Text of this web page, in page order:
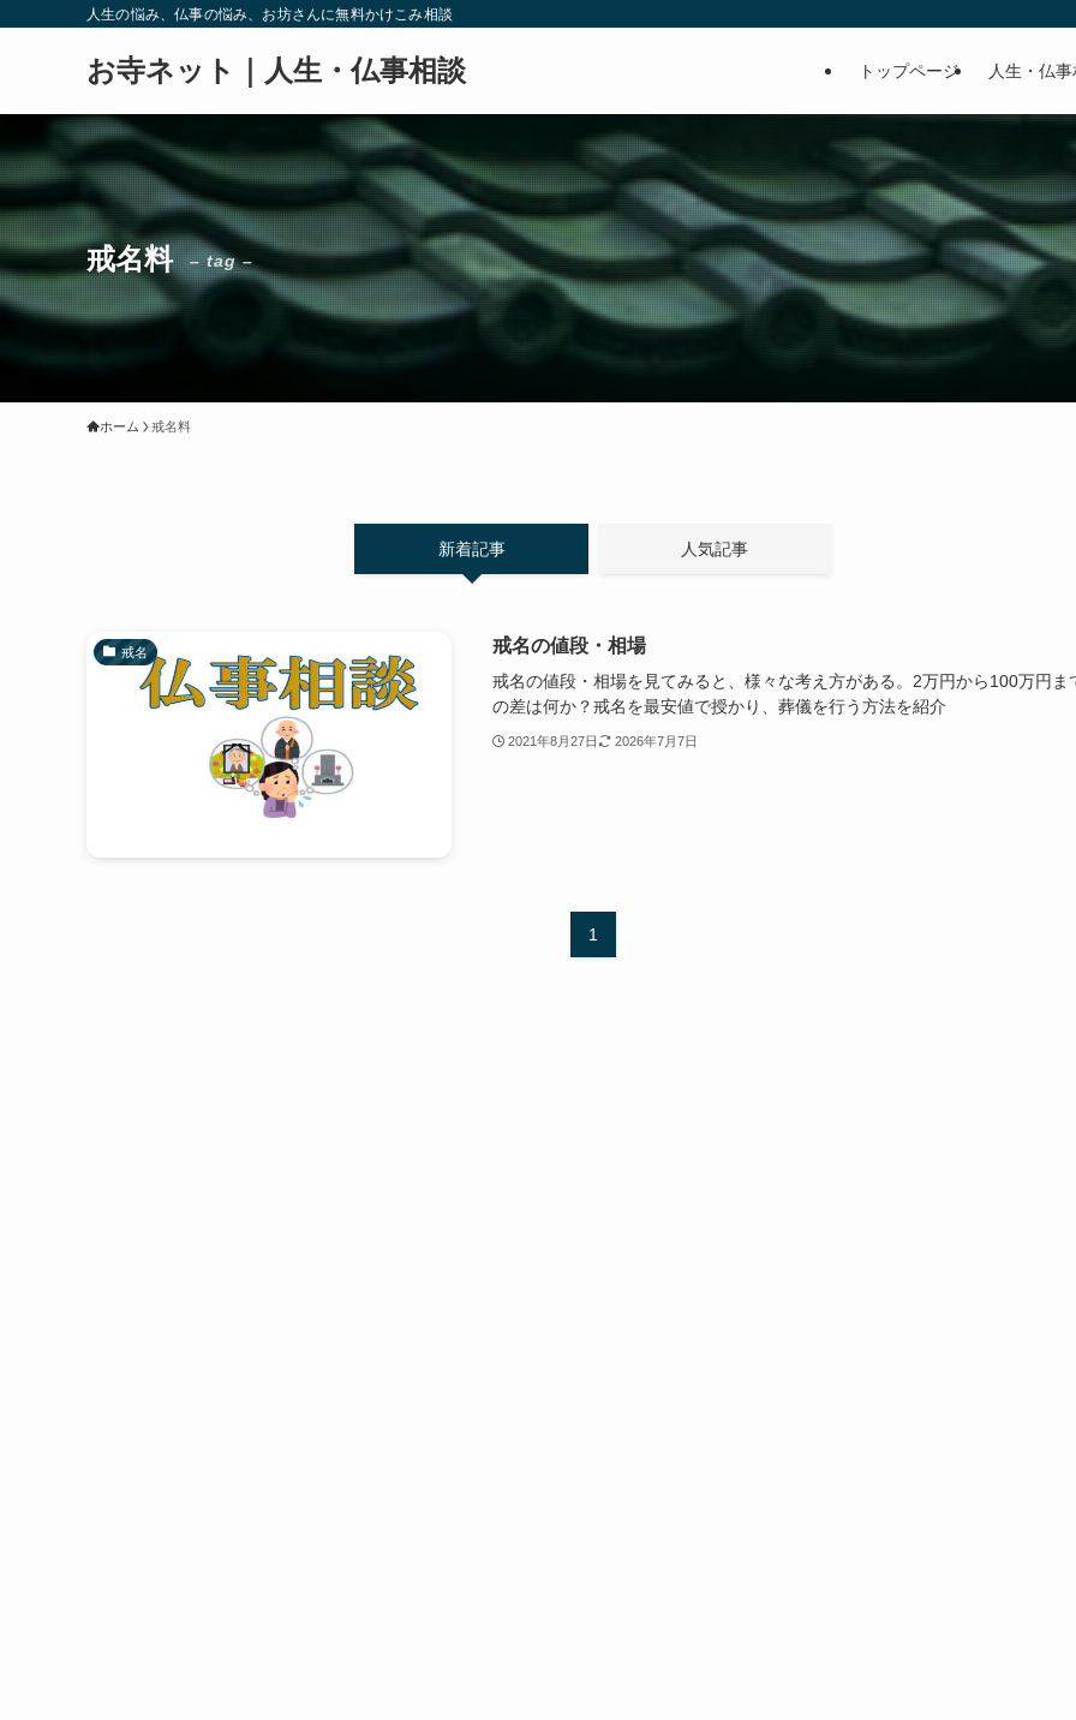
人生の悩み、仏事の悩み、お坊さんに無料かけこみ相談
お寺ネット｜人生・仏事相談 トップページ 人生・仏
戒名料 – tag –
ホーム 戒名料
新着記事 人気記事
戒名 戒名の値段・相場
戒名の値段・相場を見てみると、様々な考え方がある。2万円から100万円ま
の差は何か？戒名を最安値で授かり、葬儀を行う方法を紹介
2021年8月27日 2026年7月7日
1